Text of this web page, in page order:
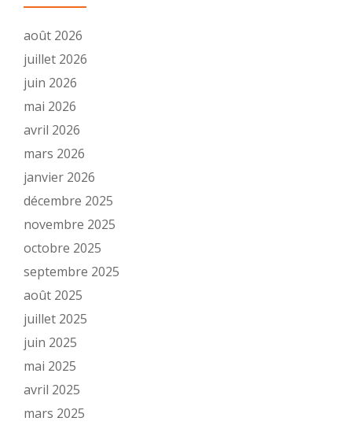
août 2026
juillet 2026
juin 2026
mai 2026
avril 2026
mars 2026
janvier 2026
décembre 2025
novembre 2025
octobre 2025
septembre 2025
août 2025
juillet 2025
juin 2025
mai 2025
avril 2025
mars 2025